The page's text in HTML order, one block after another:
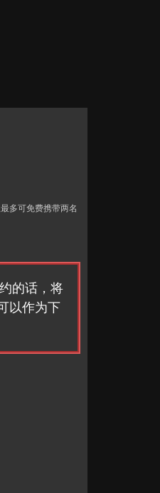
多可免费携带两名
的话，将
以作为下